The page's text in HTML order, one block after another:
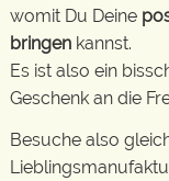
womit Du Deine
bringen kannst.
Es ist also ein
Geschenk an die
Besuche also